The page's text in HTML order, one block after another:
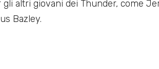
altri giovani dei Thunder, come
Bazley.